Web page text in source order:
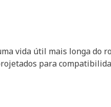
vida útil mais longa do
para